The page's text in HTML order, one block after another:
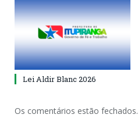
Lei Aldir Blanc 2026
Os comentários estão fechados.